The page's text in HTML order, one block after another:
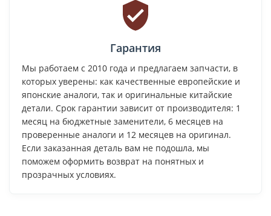
Гарантия
Мы работаем с 2010 года и предлагаем запчасти, в
которых уверены: как качественные европейские и
японские аналоги, так и оригинальные китайские
детали. Срок гарантии зависит от производителя: 1
месяц на бюджетные заменители, 6 месяцев на
проверенные аналоги и 12 месяцев на оригинал.
Если заказанная деталь вам не подошла, мы
поможем оформить возврат на понятных и
прозрачных условиях.